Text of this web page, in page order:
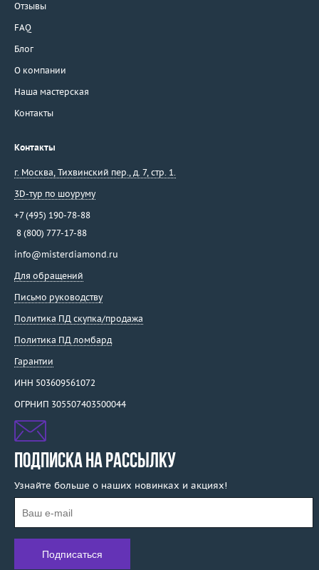
Отзывы
FAQ
Блог
О компании
Наша мастерская
Контакты
Контакты
г. Москва, Тихвинский пер., д. 7, стр. 1.
3D-тур по шоуруму
+7 (495) 190-78-88
8 (800) 777-17-88
info@misterdiamond.ru
Для обращений
Письмо руководству
Политика ПД скупка/продажа
Политика ПД ломбард
Гарантии
ИНН 503609561072
ОГРНИП 305507403500044
ПОДПИСКА НА РАССЫЛКУ
Узнайте больше о наших новинках и акциях!